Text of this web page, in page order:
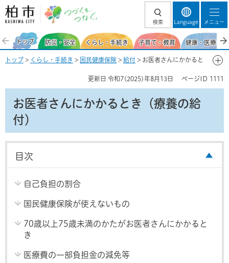
柏市 つづくを、
検索 Language メニュー
トップ 防災・安全 くらし・手続き 子育て・教育 健康・医療・
トップ > くらし・手続き > 国民健康保険 > 給付 > お医者さんにかかると
更新日 令和7(2025)年8月13日 ページID 1111
お医者さんにかかるとき（療養の給
付）
目次
自己負担の割合
国民健康保険が使えないもの
70歳以上75歳未満のかたがお医者さんにかかると
き
医療費の一部負担金の減免等